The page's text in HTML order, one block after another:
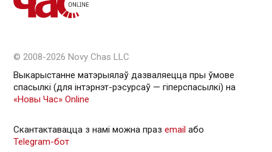
© 2008-2026 Novy Chas LLC
Выкарыстанне матэрыялаў дазваляецца пры ўмове
спасылкі (для інтэрнэт-рэсурсаў — гiперспасылкi) на
«Новы Час» Online
Скантактавацца з намі можна праз email або
Telegram-бот